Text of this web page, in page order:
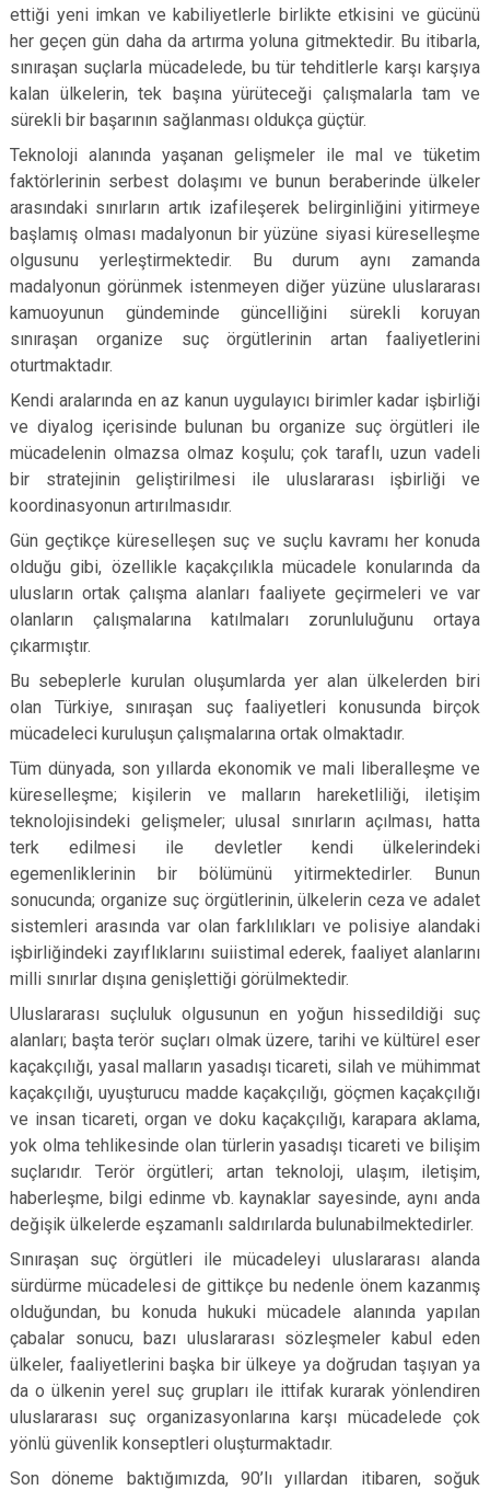
ettiği yeni imkan ve kabiliyetlerle birlikte etkisini ve gücünü
her geçen gün daha da artırma yoluna gitmektedir. Bu itibarla,
sınıraşan suçlarla mücadelede, bu tür tehditlerle karşı karşıya
kalan ülkelerin, tek başına yürüteceği çalışmalarla tam ve
sürekli bir başarının sağlanması oldukça güçtür.
Teknoloji alanında yaşanan gelişmeler ile mal ve tüketim
faktörlerinin serbest dolaşımı ve bunun beraberinde ülkeler
arasındaki sınırların artık izafileşerek belirginliğini yitirmeye
başlamış olması madalyonun bir yüzüne siyasi küreselleşme
olgusunu yerleştirmektedir. Bu durum aynı zamanda
madalyonun görünmek istenmeyen diğer yüzüne uluslararası
kamuoyunun gündeminde güncelliğini sürekli koruyan
sınıraşan organize suç örgütlerinin artan faaliyetlerini
oturtmaktadır.
Kendi aralarında en az kanun uygulayıcı birimler kadar işbirliği
ve diyalog içerisinde bulunan bu organize suç örgütleri ile
mücadelenin olmazsa olmaz koşulu; çok taraflı, uzun vadeli
bir stratejinin geliştirilmesi ile uluslararası işbirliği ve
koordinasyonun artırılmasıdır.
Gün geçtikçe küreselleşen suç ve suçlu kavramı her konuda
olduğu gibi, özellikle kaçakçılıkla mücadele konularında da
ulusların ortak çalışma alanları faaliyete geçirmeleri ve var
olanların çalışmalarına katılmaları zorunluluğunu ortaya
çıkarmıştır.
Bu sebeplerle kurulan oluşumlarda yer alan ülkelerden biri
olan Türkiye, sınıraşan suç faaliyetleri konusunda birçok
mücadeleci kuruluşun çalışmalarına ortak olmaktadır.
Tüm dünyada, son yıllarda ekonomik ve mali liberalleşme ve
küreselleşme; kişilerin ve malların hareketliliği, iletişim
teknolojisindeki gelişmeler; ulusal sınırların açılması, hatta
terk edilmesi ile devletler kendi ülkelerindeki
egemenliklerinin bir bölümünü yitirmektedirler. Bunun
sonucunda; organize suç örgütlerinin, ülkelerin ceza ve adalet
sistemleri arasında var olan farklılıkları ve polisiye alandaki
işbirliğindeki zayıflıklarını suiistimal ederek, faaliyet alanlarını
milli sınırlar dışına genişlettiği görülmektedir.
Uluslararası suçluluk olgusunun en yoğun hissedildiği suç
alanları; başta terör suçları olmak üzere, tarihi ve kültürel eser
kaçakçılığı, yasal malların yasadışı ticareti, silah ve mühimmat
kaçakçılığı, uyuşturucu madde kaçakçılığı, göçmen kaçakçılığı
ve insan ticareti, organ ve doku kaçakçılığı, karapara aklama,
yok olma tehlikesinde olan türlerin yasadışı ticareti ve bilişim
suçlarıdır. Terör örgütleri; artan teknoloji, ulaşım, iletişim,
haberleşme, bilgi edinme vb. kaynaklar sayesinde, aynı anda
değişik ülkelerde eşzamanlı saldırılarda bulunabilmektedirler.
Sınıraşan suç örgütleri ile mücadeleyi uluslararası alanda
sürdürme mücadelesi de gittikçe bu nedenle önem kazanmış
olduğundan, bu konuda hukuki mücadele alanında yapılan
çabalar sonucu, bazı uluslararası sözleşmeler kabul eden
ülkeler, faaliyetlerini başka bir ülkeye ya doğrudan taşıyan ya
da o ülkenin yerel suç grupları ile ittifak kurarak yönlendiren
uluslararası suç organizasyonlarına karşı mücadelede çok
yönlü güvenlik konseptleri oluşturmaktadır.
Son döneme baktığımızda, 90’lı yıllardan itibaren, soğuk